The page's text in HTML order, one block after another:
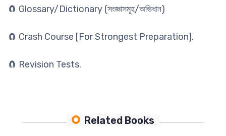
🧲 Glossary/Dictionary (সংজ্ঞাসমূহ/অভিধান)
🧲 Crash Course [For Strongest Preparation].
🧲 Revision Tests.
Related Books